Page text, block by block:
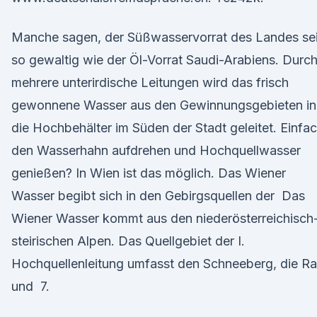
Manche sagen, der Süßwasservorrat des Landes sei
so gewaltig wie der Öl-Vorrat Saudi-Arabiens. Durch
mehrere unterirdische Leitungen wird das frisch
gewonnene Wasser aus den Gewinnungsgebieten in
die Hochbehälter im Süden der Stadt geleitet.
den Wasserhahn aufdrehen und Hochquellwasser
genießen? In Wien ist das möglich. Das Wiener
Wasser begibt sich in den Gebirgsquellen der Das
Wiener Wasser kommt aus den
steirischen Alpen. Das Quellgebiet der I.
Hochquellenleitung umfasst den Schneeberg, die
und 7.